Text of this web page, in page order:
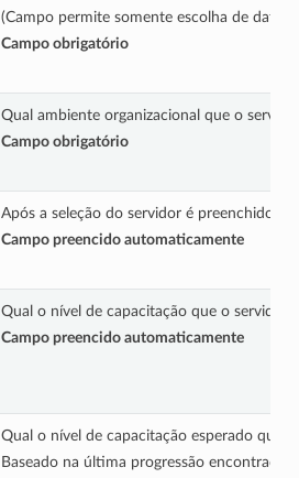
(Campo permite somente escolha de data
Campo obrigatório
Qual ambiente organizacional que o
Campo obrigatório
Após a seleção do servidor é preenchido o
Campo preencido automaticamente
Qual o nível de capacitação que o servidor
Campo preencido automaticamente
Qual o nível de capacitação esperado que
Baseado na última progressão encontrada